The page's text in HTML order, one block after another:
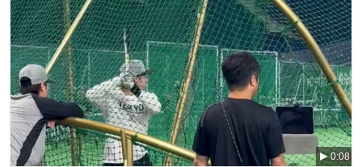
0:08